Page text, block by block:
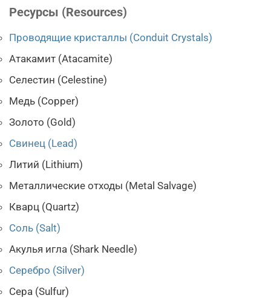
Ресурсы (Resources)
Проводящие кристаллы (Conduit Crystals)
Атакамит (Atacamite)
Селестин (Celestine)
Медь (Copper)
Золото (Gold)
Свинец (Lead)
Литий (Lithium)
Металлические отходы (Metal Salvage)
Кварц (Quartz)
Соль (Salt)
Акулья игла (Shark Needle)
Серебро (Silver)
Сера (Sulfur)